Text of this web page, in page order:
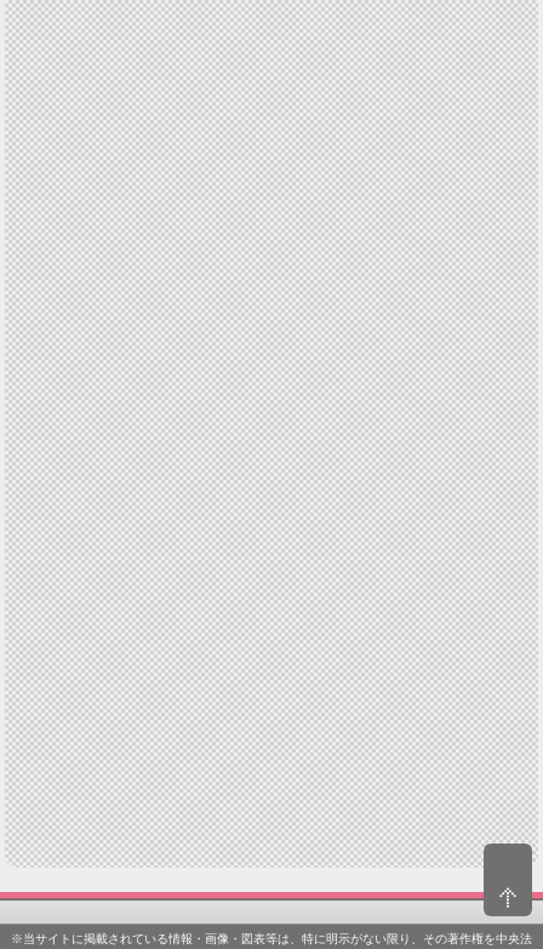
※当サイトに掲載されている情報・画像・図表等は、特に明示がない限り、その著作権を中央法